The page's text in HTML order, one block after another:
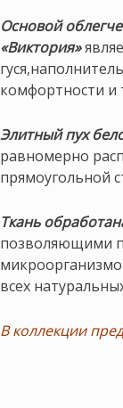
Основой
«Виктория»
комфортности и
Элитный пух
равномерно
прямоугольной
Ткань
позволяющими
всех
В коллекции